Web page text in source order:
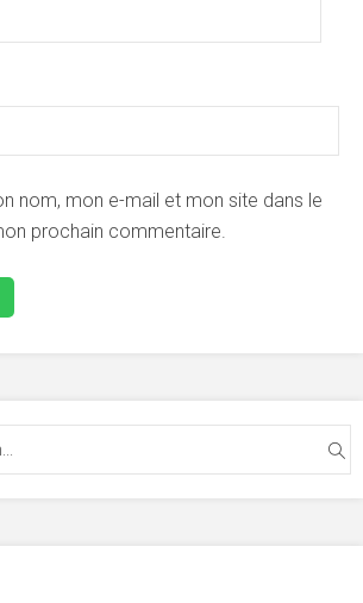
nom, mon e-mail et mon site dans le
prochain commentaire.